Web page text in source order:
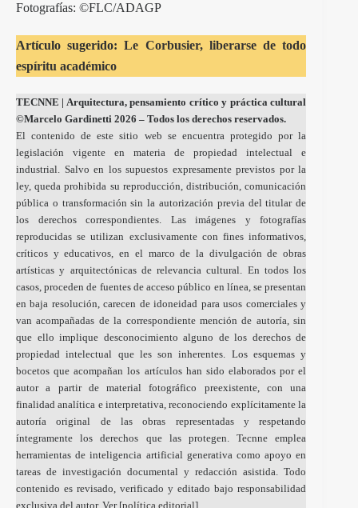
Fotografías: ©FLC/ADAGP
Artículo sugerido:Le Corbusier, liberarse de todo
espíritu académico
TECNNE | Arquitectura, pensamiento crítico y práctica cultural
©Marcelo Gardinetti 2026 – Todos los derechos reservados.
El contenido de este sitio web se encuentra protegido por la
legislación vigente en materia de propiedad intelectual e
industrial. Salvo en los supuestos expresamente previstos por la
ley, queda prohibida su reproducción, distribución, comunicación
pública o transformación sin la autorización previa del titular de
los derechos correspondientes. Las imágenes y fotografías
reproducidas se utilizan exclusivamente con fines informativos,
críticos y educativos, en el marco de la divulgación de obras
artísticas y arquitectónicas de relevancia cultural. En todos los
casos, proceden de fuentes de acceso público en línea, se presentan
en baja resolución, carecen de idoneidad para usos comerciales y
van acompañadas de la correspondiente mención de autoría, sin
que ello implique desconocimiento alguno de los derechos de
propiedad intelectual que les son inherentes. Los esquemas y
bocetos que acompañan los artículos han sido elaborados por el
autor a partir de material fotográfico preexistente, con una
finalidad analítica e interpretativa, reconociendo explícitamente la
autoría original de las obras representadas y respetando
íntegramente los derechos que las protegen. Tecnne emplea
herramientas de inteligencia artificial generativa como apoyo en
tareas de investigación documental y redacción asistida. Todo
contenido es revisado, verificado y editado bajo responsabilidad
exclusiva del autor. Ver [política editorial].